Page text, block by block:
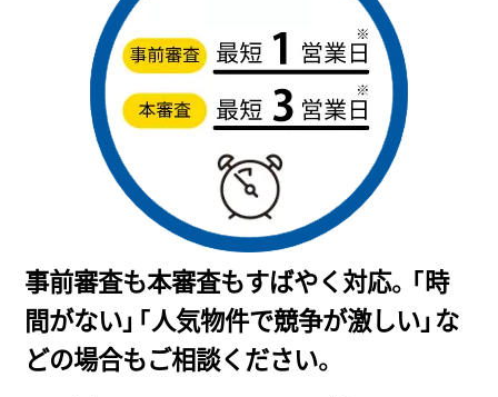
事前審査も本審査もすばやく対応。「時
間がない」「人気物件で競争が激しい」な
どの場合もご相談ください。